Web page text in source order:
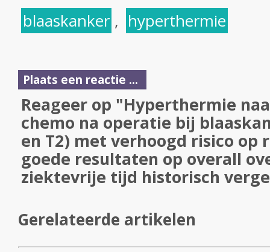
blaaskanker , hyperthermie
Plaats een reactie ...
Reageer op "Hyperthermie
chemo na operatie bij
en T2) met verhoogd risico op
goede resultaten op overall
ziektevrije tijd historisch
Gerelateerde artikelen